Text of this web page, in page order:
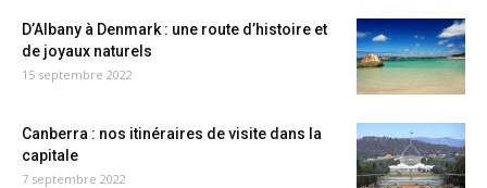
D’Albany à Denmark : une route d’histoire et
de joyaux naturels
15 septembre 2022
Canberra : nos itinéraires de visite dans la
capitale
7 septembre 2022